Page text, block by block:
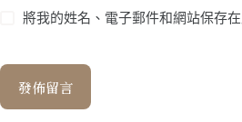
將我的姓名、電子郵件和網站保存
發佈留言